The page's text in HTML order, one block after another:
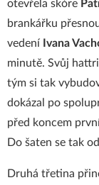
otevřela skóre
brankářku
vedení Ivana
minutě. Svůj
tým si tak
dokázal po
před koncem
Do šaten se tak
Druhá třetina